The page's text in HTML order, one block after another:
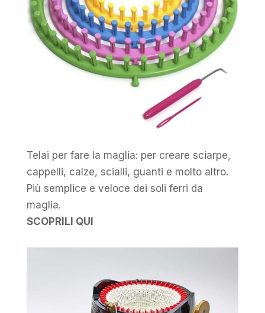
Telai per fare la maglia: per creare sciarpe,
cappelli, calze, scialli, guanti e molto altro.
Più semplice e veloce dei soli ferri da
maglia.
SCOPRILI QUI